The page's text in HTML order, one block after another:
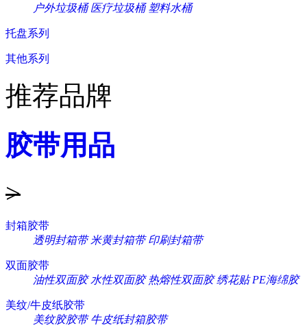
户外垃圾桶 医疗垃圾桶 塑料水桶
托盘系列
其他系列
推荐品牌
胶带用品
>
封箱胶带
透明封箱带 米黄封箱带 印刷封箱带
双面胶带
油性双面胶 水性双面胶 热熔性双面胶 绣花贴 PE海绵胶
美纹/牛皮纸胶带
美纹胶胶带 牛皮纸封箱胶带